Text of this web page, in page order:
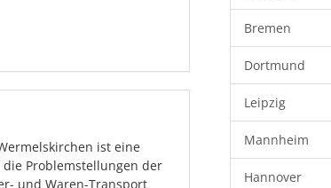
ist eine
Problemstellungen der
und Waren-Transport
Bremen
Dortmund
Leipzig
Mannheim
Hannover